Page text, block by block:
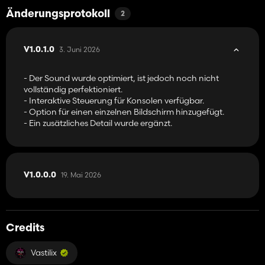
Änderungsprotokoll 2
V1.0.1.0 3. Juni 2026
- Der Sound wurde optimiert, ist jedoch noch nicht
vollständig perfektioniert.
- Interaktive Steuerung für Konsolen verfügbar.
- Option für einen einzelnen Bildschirm hinzugefügt.
- Ein zusätzliches Detail wurde ergänzt.
V1.0.0.0 19. Mai 2026
Credits
Vastilix